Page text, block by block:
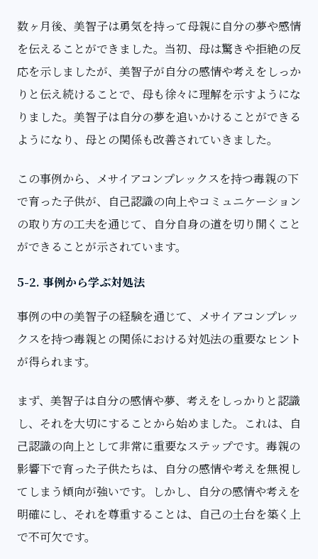
数ヶ月後、美智子は勇気を持って母親に自分の夢や感情
を伝えることができました。当初、母は驚きや拒絶の反
応を示しましたが、美智子が自分の感情や考えをしっか
りと伝え続けることで、母も徐々に理解を示すようにな
りました。美智子は自分の夢を追いかけることができる
ようになり、母との関係も改善されていきました。
この事例から、メサイアコンプレックスを持つ毒親の下
で育った子供が、自己認識の向上やコミュニケーション
の取り方の工夫を通じて、自分自身の道を切り開くこと
ができることが示されています。
5-2. 事例から学ぶ対処法
事例の中の美智子の経験を通じて、メサイアコンプレッ
クスを持つ毒親との関係における対処法の重要なヒント
が得られます。
まず、美智子は自分の感情や夢、考えをしっかりと認識
し、それを大切にすることから始めました。これは、自
己認識の向上として非常に重要なステップです。毒親の
影響下で育った子供たちは、自分の感情や考えを無視し
てしまう傾向が強いです。しかし、自分の感情や考えを
明確にし、それを尊重することは、自己の土台を築く上
で不可欠です。